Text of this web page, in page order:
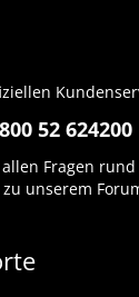
52 624200
Fragen
unserem